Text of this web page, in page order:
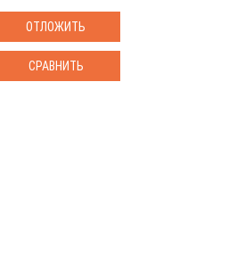
ОТЛОЖИТЬ
СРАВНИТЬ